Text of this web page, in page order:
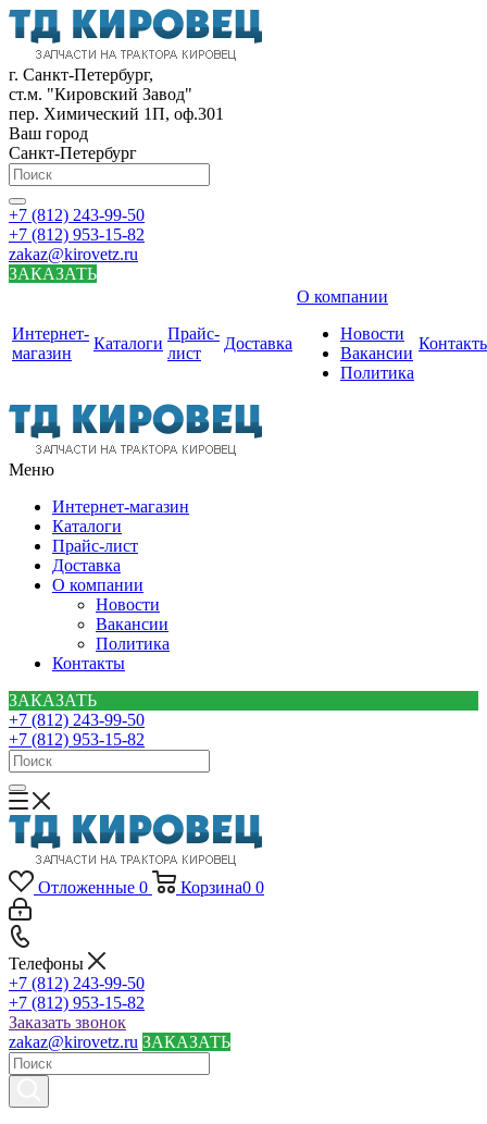
г. Санкт-Петербург,
ст.м. "Кировский Завод"
пер. Химический 1П, оф.301
Ваш город
Санкт-Петербург
+7 (812) 243-99-50
+7 (812) 953-15-82
zakaz@kirovetz.ru
ЗАКАЗАТЬ
Интернет-
магазин
Каталоги
Прайс-
лист
Доставка
О компании
Новости
Вакансии
Политика
Меню
Интернет-магазин
Каталоги
Прайс-лист
Доставка
О компании
Новости
Вакансии
Политика
Контакты
ЗАКАЗАТЬ
+7 (812) 243-99-50
+7 (812) 953-15-82
Отложенные 0 Корзина0 0
Телефоны
+7 (812) 243-99-50
+7 (812) 953-15-82
Заказать звонок
zakaz@kirovetz.ru ЗАКАЗАТЬ